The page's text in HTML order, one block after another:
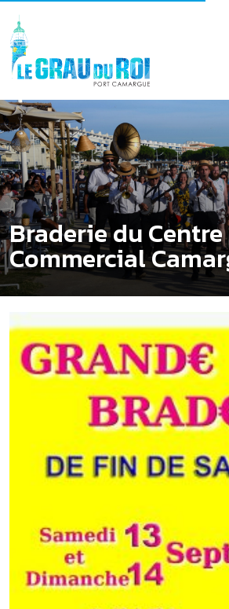
Braderie du Centre
Commercial